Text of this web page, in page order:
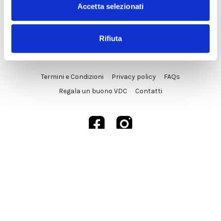
Accetta selezionati
Rifiuta
Termini e Condizioni Privacy policy
FAQs
Regala un buono VDC
Contatti